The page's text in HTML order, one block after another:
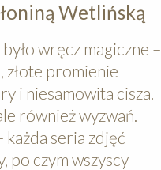
Wetlińską
wręcz magiczne –
złote promienie
i niesamowita cisza.
również wyzwań.
każda seria zdjęć
po czym wszyscy